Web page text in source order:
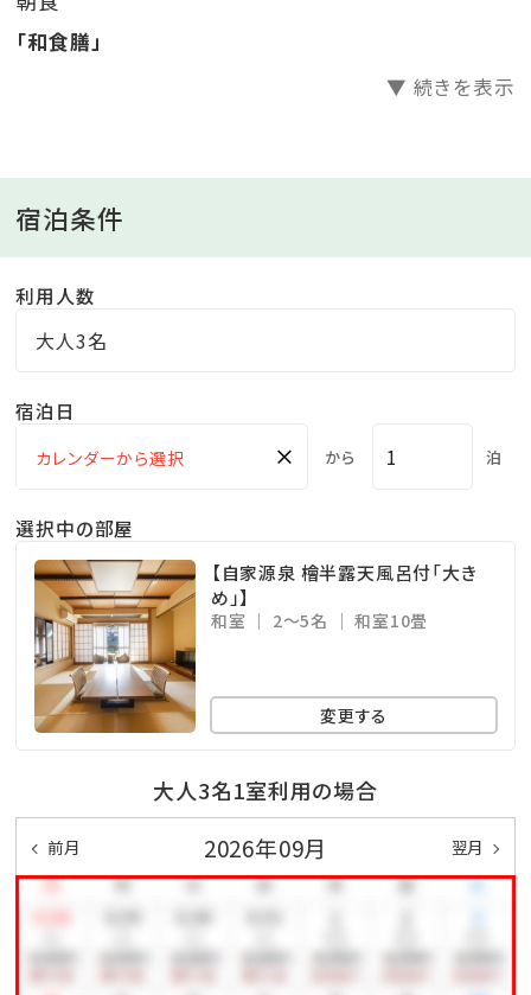
※小学生以下のお子様および妊婦様はご利用いただけ
ません
※貸切風呂、砂風呂のご予約はチェックイン順になりま
■無料サービス
・色浴衣をご用意
・ご宿泊者限定ラウンジ
ご利用時間：15:00〜22:00時・翌7:00〜C/Oまで
和モダンで落ち着きのある空間にコーヒー、紅茶をご用
意(チェックアウト時テイクアウト可能)
夕食終わりのひと時に、湯上り後のご歓談に、朝食後の
コーヒーブレイクに
ごゆったりお過ごしいただける、みはるやからのおもて
なしです
「和食膳」
▼ 続きを表示
宿泊条件
利用人数
大人3名
宿泊日
× から 泊
選択中の部屋
【自家源泉 檜半露天風呂付「大き
め」】
和室 2～5名 和室10畳
変更する
大人3名1室利用の場合
前月 2026年09月 翌月